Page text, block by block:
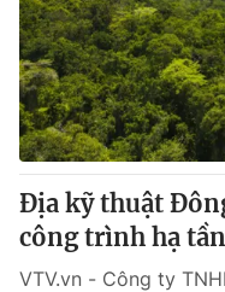
Địa kỹ thuật
công trình hạ
VTV.vn - Công ty